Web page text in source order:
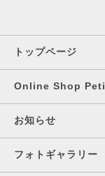
トップページ
Online Shop
お知らせ
フォトギャラリー